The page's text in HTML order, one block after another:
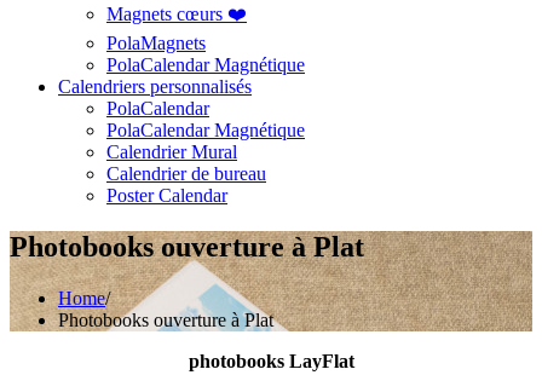
Magnets cœurs ❤️
PolaMagnets
PolaCalendar Magnétique
Calendriers personnalisés
PolaCalendar
PolaCalendar Magnétique
Calendrier Mural
Calendrier de bureau
Poster Calendar
Photobooks ouverture à Plat
Home/
Photobooks ouverture à Plat
photobooks LayFlat